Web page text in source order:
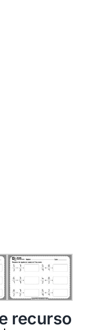
recurso